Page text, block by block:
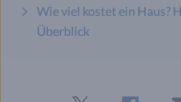
Wie viel kostet ein Haus?
Überblick